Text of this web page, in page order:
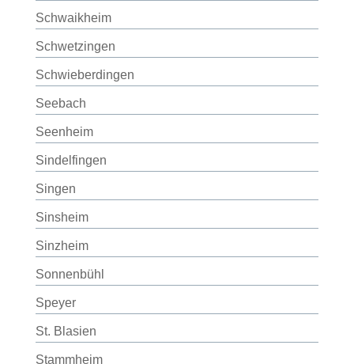
Schwaikheim
Schwetzingen
Schwieberdingen
Seebach
Seenheim
Sindelfingen
Singen
Sinsheim
Sinzheim
Sonnenbühl
Speyer
St. Blasien
Stammheim